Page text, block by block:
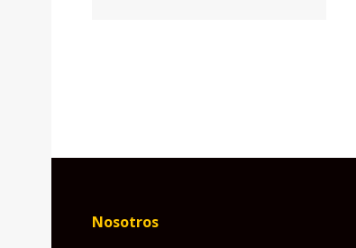
Nosotros